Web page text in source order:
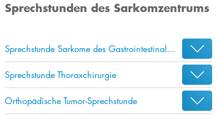
Sprechstunden des Sarkomzentrums
Sprechstunde Sarkome des Gastrointestinalstrakts
Sprechstunde Thoraxchirurgie
Orthopädische Tumor-Sprechstunde